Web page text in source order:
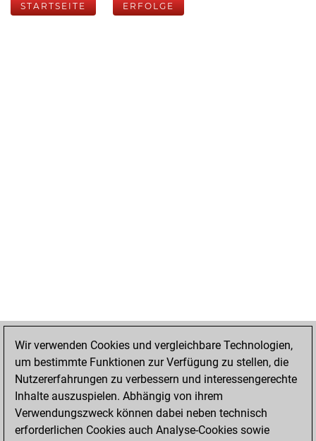
STARTSEITE ERFOLGE
Wir verwenden Cookies und vergleichbare Technologien,
um bestimmte Funktionen zur Verfügung zu stellen, die
Nutzererfahrungen zu verbessern und interessengerechte
Inhalte auszuspielen. Abhängig von ihrem
Verwendungszweck können dabei neben technisch
erforderlichen Cookies auch Analyse-Cookies sowie